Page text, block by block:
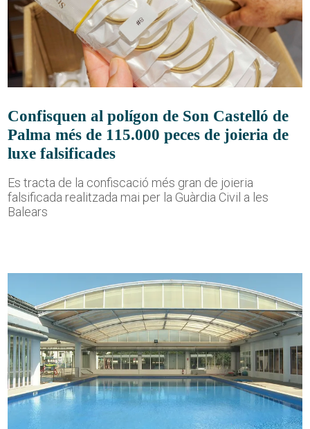
Confisquen al polígon de Son Castelló de
Palma més de 115.000 peces de joieria de
luxe falsificades
Es tracta de la confiscació més gran de joieria
falsificada realitzada mai per la Guàrdia Civil a les
Balears